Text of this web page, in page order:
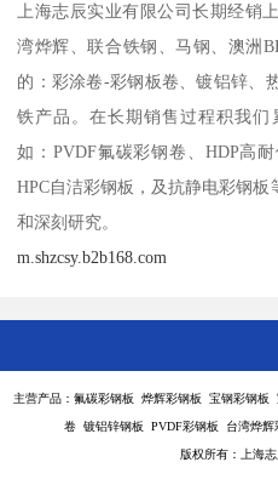
上海志辰实业有限公司长期经销
湾烨辉、联合铁钢、马钢、澳洲
的：彩涂卷-彩钢板卷、镀铝锌、
铁产品。在长期销售过程积我
如：PVDF氟碳彩钢卷、HDP高
HPC自洁彩钢板，及抗静电彩钢
和深刻研究。
m.shzcsy.b2b168.com
主营产品：氟碳彩钢板 烨辉彩钢板 宝钢彩钢
卷 镀铝锌钢板 PVDF彩钢板 台湾烨
版权所有：上海